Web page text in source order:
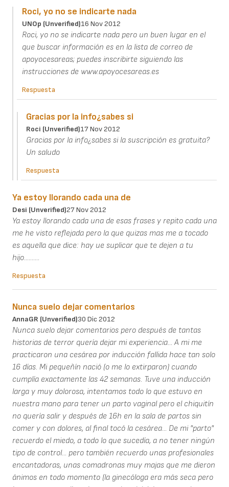
Roci, yo no se indicarte nada
UNOp (unverified)16 Nov 2012
Roci, yo no se indicarte nada pero un buen lugar en el
que buscar información es en la lista de correo de
apoyocesareas; puedes inscribirte siguiendo las
instrucciones de www.apoyocesareas.es
Respuesta
Gracias por la info¿sabes si
Roci (unverified)17 Nov 2012
Gracias por la info¿sabes si la suscripción es gratuita?
Un saludo
Respuesta
Ya estoy llorando cada una de
Desi (unverified)27 Nov 2012
Ya estoy llorando cada una de esas frases y repito cada una
me he visto reflejada pero la que quizas mas me a tocado
es aquella que dice: hay ue suplicar que te dejen a tu
hijo..........
Respuesta
Nunca suelo dejar comentarios
AnnaGR (unverified)30 Dic 2012
Nunca suelo dejar comentarios pero después de tantas
historias de terror quería dejar mi experiencia... A mi me
practicaron una cesárea por inducción fallida hace tan solo
16 días. Mi pequeñín nació (o me lo extirparon) cuando
cumplía exactamente las 42 semanas. Tuve una inducción
larga y muy dolorosa, intentamos todo lo que estuvo en
nuestra mano para tener un parto vaginal pero el chiquitín
no quería salir y después de 16h en la sala de partos sin
comer y con dolores, al final tocó la cesárea... De mi "parto"
recuerdo el miedo, a todo lo que sucedía, a no tener ningún
tipo de control... pero también recuerdo unas profesionales
encantadoras, unas comadronas muy majas que me dieron
ánimos en todo momento (la ginecóloga era más seca pero